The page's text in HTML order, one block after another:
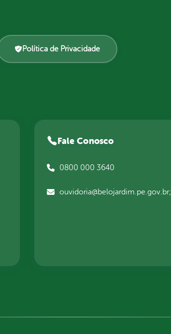
Política de Privacidade
Fale Conosco
0800 000 3640
ouvidoria@belojardim.pe.gov.br;